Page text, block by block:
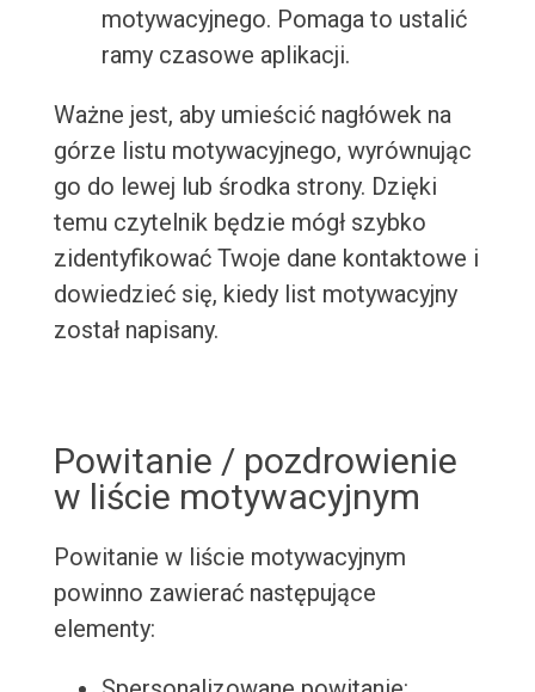
motywacyjnego. Pomaga to ustalić
ramy czasowe aplikacji.
Ważne jest, aby umieścić nagłówek na
górze listu motywacyjnego, wyrównując
go do lewej lub środka strony. Dzięki
temu czytelnik będzie mógł szybko
zidentyfikować Twoje dane kontaktowe i
dowiedzieć się, kiedy list motywacyjny
został napisany.
Powitanie / pozdrowienie
w liście motywacyjnym
Powitanie w liście motywacyjnym
powinno zawierać następujące
elementy: